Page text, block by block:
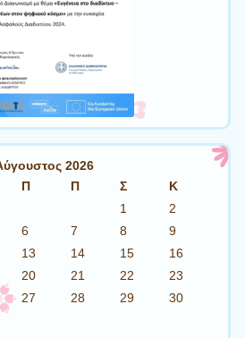
2026
Π Π Σ
Κ
1
2
6 7 8
9
13 14 15
16
20 21 22
23
27 28 29
30